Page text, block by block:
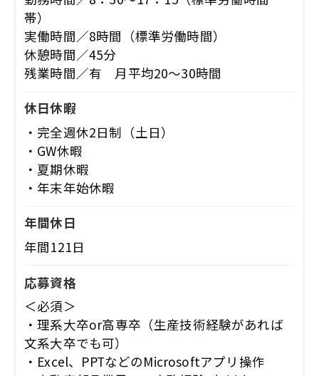
帯）
実働時間／8時間（標準労働時間）
休憩時間／45分
残業時間／有 月平均20～30時間
休日休暇
・完全週休2日制（土日）
・GW休暇
・夏期休暇
・年末年始休暇
年間休日
年間121日
応募資格
＜必須＞
・理系大卒or高専卒（生産技術経験があれば
文系大卒でも可）
・Excel、PPTなどのMicrosoftアプリ操作